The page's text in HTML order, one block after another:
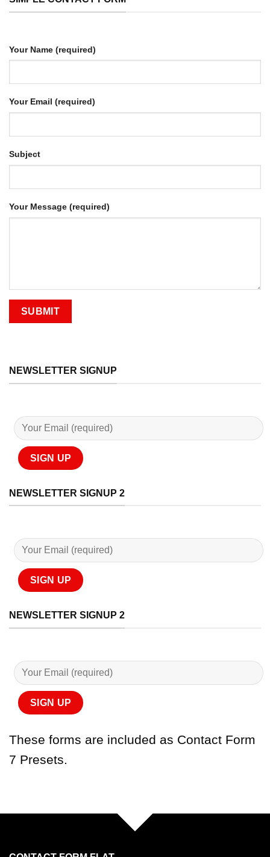
Your Name (required)
Your Email (required)
Subject
Your Message (required)
NEWSLETTER SIGNUP
NEWSLETTER SIGNUP 2
NEWSLETTER SIGNUP 2
These forms are included as Contact Form
7 Presets.